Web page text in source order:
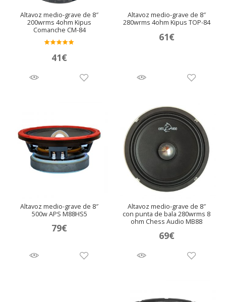
Altavoz medio-grave de 8″
200wrms 4ohm Kipus
Comanche CM-84
do en
41€
Altavoz medio-grave de 8″
280wrms 4ohm Kipus TOP-84
61€
Altavoz medio-grave de 8″
500w APS M88HS5
79€
Altavoz medio-grave de 8″
con punta de bala 280wrms 8
ohm Chess Audio MB88
69€